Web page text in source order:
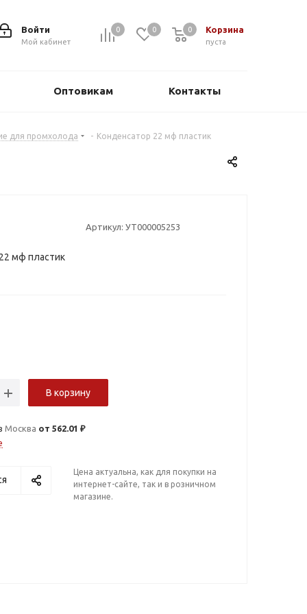
0 0 Корзина
0
пуста
0
Войти
Мой кабинет
Оптовикам Контакты
для промхолода - Конденсатор 22 мф пластик
Артикул: УТ000005253
мф пластик
В корзину
Москва от 562.01 ₽
Цена актуальна, как для покупки на
интернет-сайте, так и в розничном
магазине.